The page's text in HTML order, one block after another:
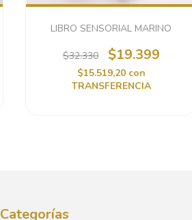
LIBRO SENSORIAL MARINO
$32.330 $19.399
$15.519,20 con
TRANSFERENCIA
Categorías